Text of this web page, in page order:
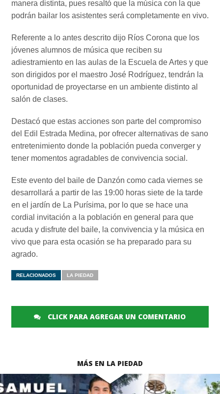
manera distinta, pues resaltó que la música con la que
podrán bailar los asistentes será completamente en vivo.
Referente a lo antes descrito dijo Ríos Corona que los
jóvenes alumnos de música que reciben su
adiestramiento en las aulas de la Escuela de Artes y que
son dirigidos por el maestro José Rodríguez, tendrán la
oportunidad de proyectarse en un ambiente distinto al
salón de clases.
Destacó que estas acciones son parte del compromiso
del Edil Estrada Medina, por ofrecer alternativas de sano
entretenimiento donde la población pueda converger y
tener momentos agradables de convivencia social.
Este evento del baile de Danzón como cada viernes se
desarrollará a partir de las 19:00 horas siete de la tarde
en el jardín de La Purísima, por lo que se hace una
cordial invitación a la población en general para que
acuda y disfrute del baile, la convivencia y la música en
vivo que para esta ocasión se ha preparado para su
agrado.
RELACIONADOS LA PIEDAD
CLICK PARA AGREGAR UN COMENTARIO
MÁS EN LA PIEDAD